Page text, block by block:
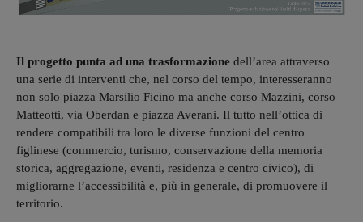
Il progetto punta ad una trasformazione dell’area attraverso
una serie di interventi che, nel corso del tempo, interesseranno
non solo piazza Marsilio Ficino ma anche corso Mazzini, corso
Matteotti, via Oberdan e piazza Averani. Il tutto nell’ottica di
rendere compatibili tra loro le diverse funzioni del centro
figlinese (commercio, turismo, conservazione della memoria
storica, aggregazione, eventi, residenza e centro civico), di
migliorarne l’accessibilità e, più in generale, di promuovere il
territorio.